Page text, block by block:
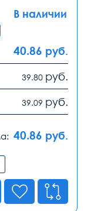
В наличии
40.86 руб.
39.80 руб.
39.09 руб.
40.86 руб.